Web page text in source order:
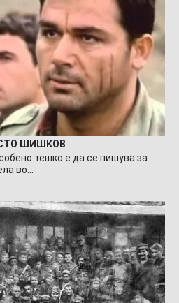
ШИШКОВ
тешко е да се пишува за
во…